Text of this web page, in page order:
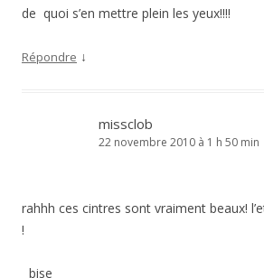
de quoi s’en mettre plein les yeux!!!!
Répondre ↓
missclob
22 novembre 2010 à 1 h 50 min
rahhh ces cintres sont vraiment beaux!
!
bise